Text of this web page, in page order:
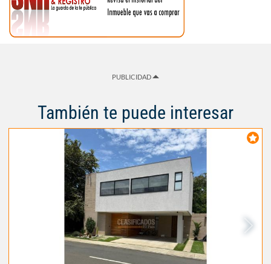
PUBLICIDAD
También te puede interesar